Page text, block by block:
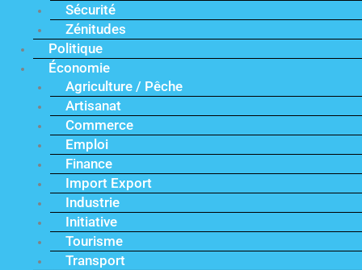
Sécurité
Zénitudes
Politique
Économie
Agriculture / Pêche
Artisanat
Commerce
Emploi
Finance
Import Export
Industrie
Initiative
Tourisme
Transport